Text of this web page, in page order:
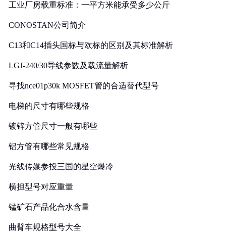
工业厂房载重标准：一平方米能承受多少公斤
CONOSTAN公司简介
C13和C14插头国标与欧标的区别及其标准解析
LGJ-240/30导线参数及载流量解析
寻找nce01p30k MOSFET管的合适替代型号
电梯的尺寸有哪些规格
镀锌方管尺寸一般有哪些
铝方管有哪些常见规格
光线传媒参投三国的星空爆冷
横担型号对应重量
锰矿石产品化合水含量
曲臂车规格型号大全